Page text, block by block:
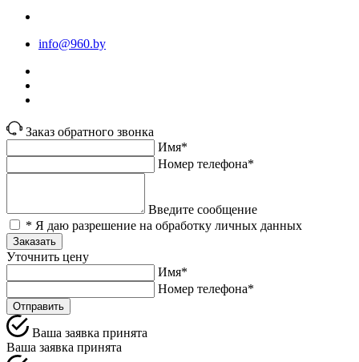
info@960.by
Заказ обратного звонка
Имя*
Номер телефона*
Введите сообщение
* Я даю разрешение на обработку личных данных
Заказать
Уточнить цену
Имя*
Номер телефона*
Отправить
Ваша заявка принята
Ваша заявка принята